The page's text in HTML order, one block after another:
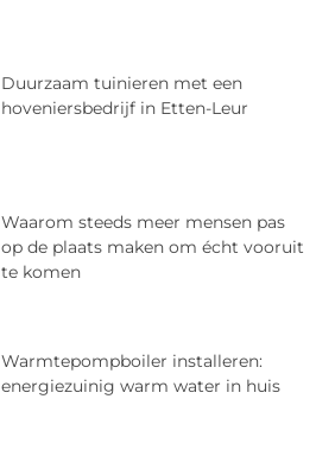
Duurzaam tuinieren met een
hoveniersbedrijf in Etten-Leur
Waarom steeds meer mensen pas
op de plaats maken om écht vooruit
te komen
Warmtepompboiler installeren:
energiezuinig warm water in huis